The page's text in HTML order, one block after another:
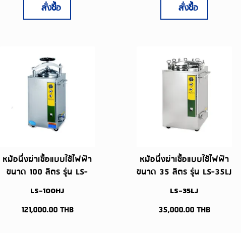
สั่งซื้อ สั่งซื้อ
หม้อนึ่งฆ่าเชื้อแบบใช้ไฟฟ้า
ขนาด 100 ลิตร รุ่น LS-
100HJ
LS-100HJ
121,000.00THB
หม้อนึ่งฆ่าเชื้อแบบใช้ไฟฟ้า
ขนาด 35 ลิตร รุ่น LS-35LJ
LS-35LJ
35,000.00 THB